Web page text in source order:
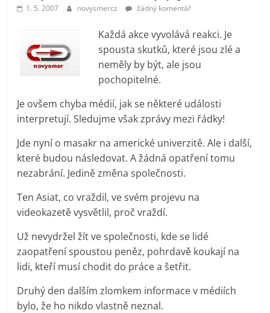
prospívá?
1. 5. 2007 novysmercz žádný komentář
Každá akce vyvolává reakci. Je
spousta skutků, které jsou zlé a
neměly by být, ale jsou
pochopitelné.
Je ovšem chyba médií, jak se některé události
interpretují. Sledujme však zprávy mezi řádky!
Jde nyní o masakr na americké univerzitě. Ale i další,
které budou následovat. A žádná opatření tomu
nezabrání. Jedině změna společnosti.
Ten Asiat, co vraždil, ve svém projevu na
videokazetě vysvětlil, proč vraždí.
Už nevydržel žít ve společnosti, kde se lidé
zaopatření spoustou peněz, pohrdavě koukají na
lidi, kteří musí chodit do práce a šetřit.
Druhý den dalším zlomkem informace v médiích
bylo, že ho nikdo vlastně neznal.